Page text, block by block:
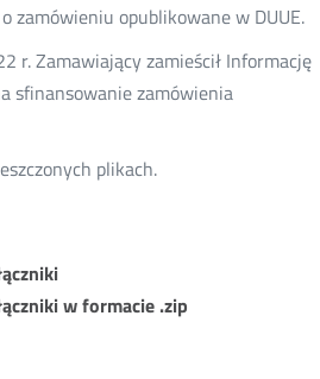
zamówieniu opublikowane w DUUE.
r. Zamawiający zamieścił Informację
sfinansowanie zamówienia
plikach.
w formacie .zip